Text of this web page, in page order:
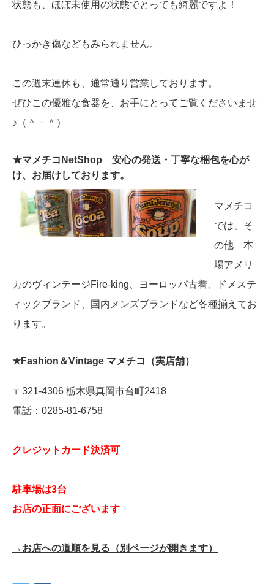
状態も、ほぼ未使用の状態でとっても綺麗ですよ！
ひっかき傷などもみられません。
この週末連休も、通常通り営業しております。
ぜひこの優雅な食器を、お手にとってご覧くださいませ
♪（＾－＾）
★マメチコNetShop 安心の発送・丁寧な梱包を心が
け、お届けしております。
マメチコ
では、そ
の他 本
場アメリ
カのヴィンテージFire-king、ヨーロッパ古着、ドメステ
ィックブランド、国内メンズブランドなど各種揃えてお
ります。
★Fashion＆Vintage マメチコ（実店舗）
〒321-4306 栃木県真岡市台町2418
電話：0285-81-6758
クレジットカード決済可
駐車場は3台
お店の正面にございます
→お店への道順を見る（別ページが開きます）